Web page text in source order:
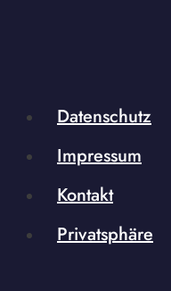
Datenschutz
Impressum
Kontakt
Privatsphäre